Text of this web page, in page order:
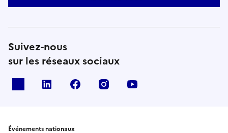
Suivez-nous
sur les réseaux sociaux
Linkedin Facebook Instagram
Événements nationaux